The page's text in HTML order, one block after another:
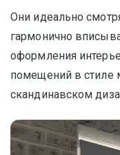
Они идеально
гармонично
оформления
помещений в стиле
скандинавском